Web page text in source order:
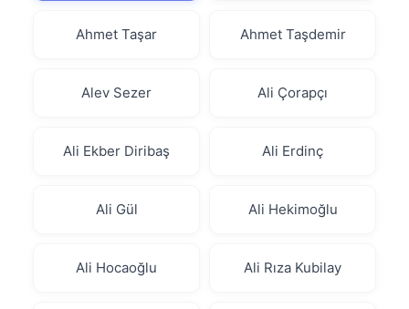
Ahmet Taşar Ahmet Taşdemir
Alev Sezer Ali Çorapçı
Ali Ekber Diribaş Ali Erdinç
Ali Gül Ali Hekimoğlu
Ali Hocaoğlu Ali Rıza Kubilay